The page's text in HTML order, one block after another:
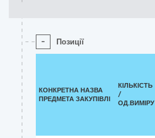
- Позиції
КОНКРЕТНА НАЗВА
ПРЕДМЕТА ЗАКУПІВЛІ
КІЛЬКІСТЬ
/
ОД.ВИМІРУ